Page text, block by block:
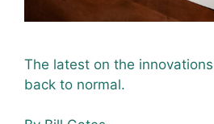
The latest on the
back to normal.